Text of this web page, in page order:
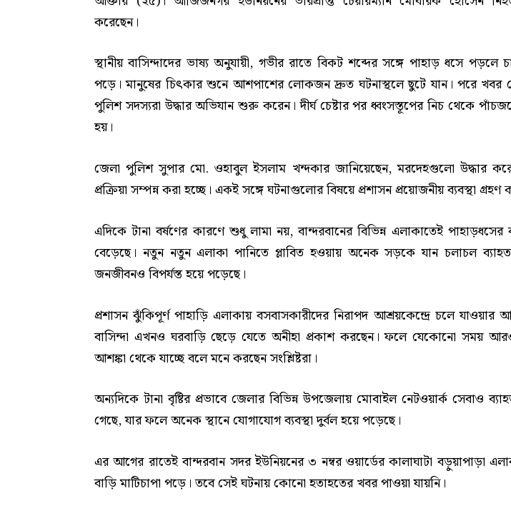
করেছেন।
স্থানীয় বাসিন্দাদের ভাষ্য অনুযায়ী, গভীর রাতে বিকট শব্দের সঙ্গে পাহাড় ধসে পড়লে
পড়ে। মানুষের চিৎকার শুনে আশপাশের লোকজন দ্রুত ঘটনাস্থলে ছুটে যান। পরে খবর
পুলিশ সদস্যরা উদ্ধার অভিযান শুরু করেন। দীর্ঘ চেষ্টার পর ধ্বংসস্তূপের নিচ থেকে
হয়।
জেলা পুলিশ সুপার মো. ওহাবুল ইসলাম খন্দকার জানিয়েছেন, মরদেহগুলো উদ্ধার
প্রক্রিয়া সম্পন্ন করা হচ্ছে। একই সঙ্গে ঘটনাগুলোর বিষয়ে প্রশাসন প্রয়োজনীয় ব্যবস্থা গ্রহণ
এদিকে টানা বর্ষণের কারণে শুধু লামা নয়, বান্দরবানের বিভিন্ন এলাকাতেই
বেড়েছে। নতুন নতুন এলাকা পানিতে প্লাবিত হওয়ায় অনেক সড়কে যান চলাচল ব্যাহত
জনজীবনও বিপর্যস্ত হয়ে পড়েছে।
প্রশাসন ঝুঁকিপূর্ণ পাহাড়ি এলাকায় বসবাসকারীদের নিরাপদ আশ্রয়কেন্দ্রে চলে যাওয়ার
বাসিন্দা এখনও ঘরবাড়ি ছেড়ে যেতে অনীহা প্রকাশ করছেন। ফলে যেকোনো সময়
আশঙ্কা থেকে যাচ্ছে বলে মনে করছেন সংশ্লিষ্টরা।
অন্যদিকে টানা বৃষ্টির প্রভাবে জেলার বিভিন্ন উপজেলায় মোবাইল নেটওয়ার্ক সেবাও
গেছে, যার ফলে অনেক স্থানে যোগাযোগ ব্যবস্থা দুর্বল হয়ে পড়েছে।
এর আগের রাতেই বান্দরবান সদর ইউনিয়নের ৩ নম্বর ওয়ার্ডের কালাঘাটা বড়ুয়াপাড়া
বাড়ি মাটিচাপা পড়ে। তবে সেই ঘটনায় কোনো হতাহতের খবর পাওয়া যায়নি।